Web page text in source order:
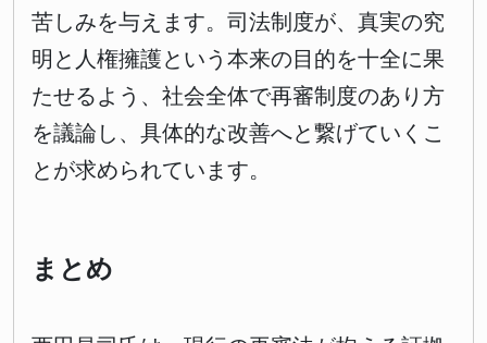
苦しみを与えます。司法制度が、真実の究
明と人権擁護という本来の目的を十全に果
たせるよう、社会全体で再審制度のあり方
を議論し、具体的な改善へと繋げていくこ
とが求められています。
まとめ